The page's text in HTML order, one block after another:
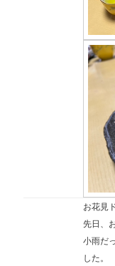
お花見
先日、
小雨だ
した。